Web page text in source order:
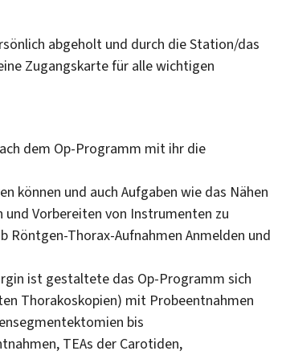
abgeholt und durch die Station/das
Zugangskarte für alle wichtigen
dem Op-Programm mit ihr die
können und auch Aufgaben wie das Nähen
und Vorbereiten von Instrumenten zu
Röntgen-Thorax-Aufnahmen Anmelden und
ist gestaltete das Op-Programm sich
Thorakoskopien) mit Probeentnahmen
bis
TEAs der Carotiden,